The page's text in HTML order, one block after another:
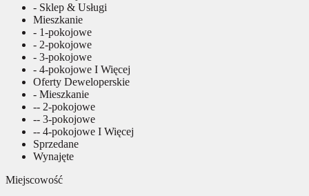
- Sklep & Usługi
Mieszkanie
- 1-pokojowe
- 2-pokojowe
- 3-pokojowe
- 4-pokojowe I Więcej
Oferty Deweloperskie
- Mieszkanie
-- 2-pokojowe
-- 3-pokojowe
-- 4-pokojowe I Więcej
Sprzedane
Wynajęte
Miejscowość